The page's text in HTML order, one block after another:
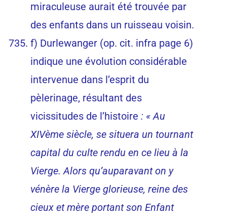
miraculeuse aurait été trouvée par
des enfants dans un ruisseau voisin.
f) Durlewanger (op. cit. infra page 6)
indique une évolution considérable
intervenue dans l’esprit du
pèlerinage, résultant des
vicissitudes de l’histoire : « Au
XIVème siècle, se situera un tournant
capital du culte rendu en ce lieu à la
Vierge. Alors qu’auparavant on y
vénère la Vierge glorieuse, reine des
cieux et mère portant son Enfant